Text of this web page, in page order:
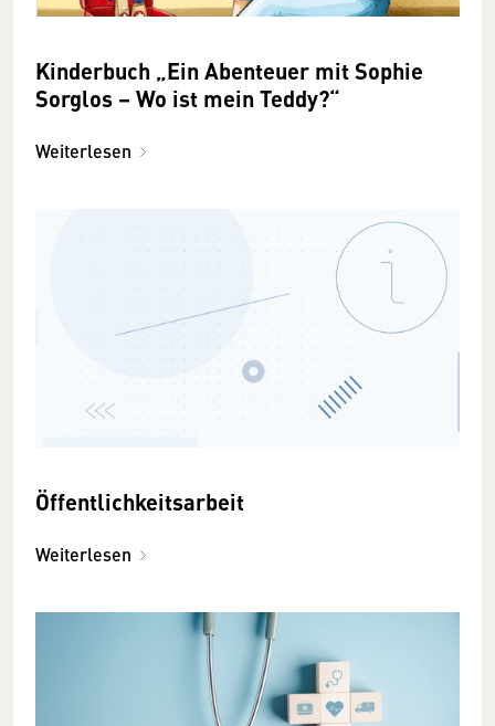
Kinderbuch „Ein Abenteuer mit Sophie
Sorglos – Wo ist mein Teddy?“
Weiterlesen
Öffentlichkeitsarbeit
Weiterlesen